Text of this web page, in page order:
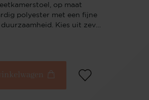
op maat
polyester met een fijne
Kies uit zeven
elegantie van
waardoor alledaagse diners